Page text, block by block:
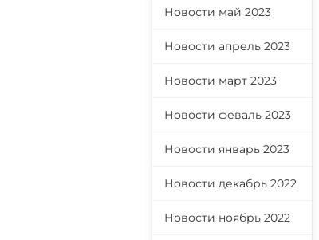
Новости май 2023
Новости апрель 2023
Новости март 2023
Новости феваль 2023
Новости январь 2023
Новости декабрь 2022
Новости ноябрь 2022